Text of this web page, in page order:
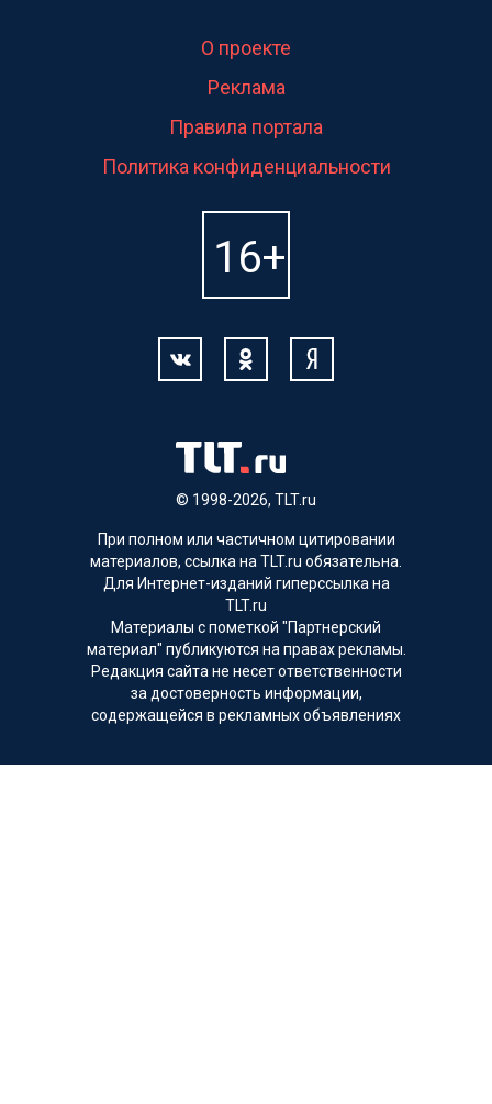
© 1998-2026, TLT.ru
О проекте
Реклама
Правила портала
Политика конфиденциальности
При полном или частичном цитировании
материалов, ссылка на TLT.ru обязательна.
Для Интернет-изданий гиперссылка на
TLT.ru
Материалы с пометкой "Партнерский
материал" публикуются на правах рекламы.
Редакция сайта не несет ответственности
за достоверность информации,
содержащейся в рекламных объявлениях